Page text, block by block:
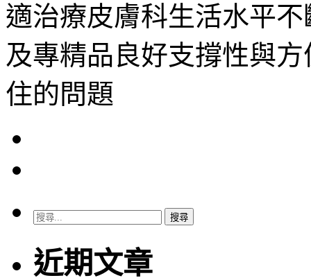
適治療皮膚科生活水平不
及專精品良好支撐性與方
住的問題
搜
關
鍵
近期文章